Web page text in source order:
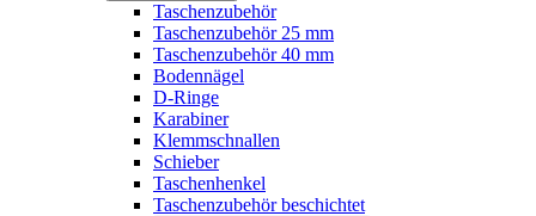
Taschenzubehör
Taschenzubehör 25 mm
Taschenzubehör 40 mm
Bodennägel
D-Ringe
Karabiner
Klemmschnallen
Schieber
Taschenhenkel
Taschenzubehör beschichtet